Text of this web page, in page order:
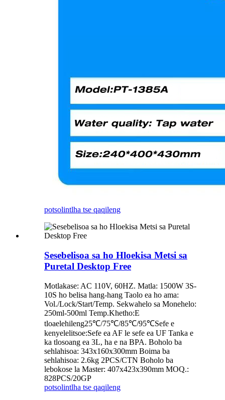
potsolintlha tse qaqileng
Sesebelisoa sa ho Hloekisa Metsi sa
Puretal Desktop Free
Motlakase: AC 110V, 60HZ. Matla: 1500W 3S-
10S ho belisa hang-hang Taolo ea ho ama:
Vol./Lock/Start/Temp. Sekwahelo sa Monehelo:
250ml-500ml Temp.Khetho:E
tloaelehileng25℃/75℃/85℃/95℃Sefe e
kenyelelitsoe:Sefe ea AF le sefe ea UF Tanka e
ka tlosoang ea 3L, ha e na BPA. Boholo ba
sehlahisoa: 343x160x300mm Boima ba
sehlahisoa: 2.6kg 2PCS/CTN Boholo ba
lebokose la Master: 407x423x390mm MOQ.:
828PCS/20GP
potsolintlha tse qaqileng